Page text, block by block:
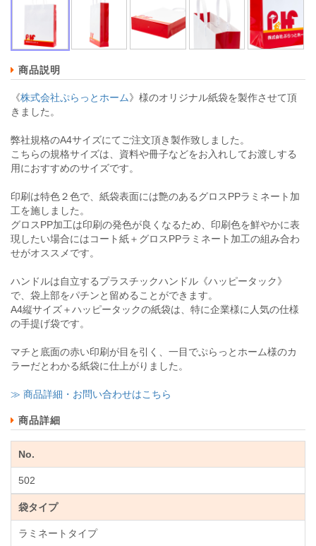
商品説明
《株式会社ぷらっとホーム》様のオリジナル紙袋を製作させて頂
きました。
弊社規格のA4サイズにてご注文頂き製作致しました。
こちらの規格サイズは、資料や冊子などをお入れしてお渡しする
用におすすめのサイズです。
印刷は特色２色で、紙袋表面には艶のあるグロスPPラミネート加
工を施しました。
グロスPP加工は印刷の発色が良くなるため、印刷色を鮮やかに表
現したい場合にはコート紙＋グロスPPラミネート加工の組み合わ
せがオススメです。
ハンドルは自立するプラスチックハンドル《ハッピータック》
で、袋上部をパチンと留めることができます。
A4縦サイズ＋ハッピータックの紙袋は、特に企業様に人気の仕様
の手提げ袋です。
マチと底面の赤い印刷が目を引く、一目でぷらっとホーム様のカ
ラーだとわかる紙袋に仕上がりました。
≫ 商品詳細・お問い合わせはこちら
商品詳細
No.
502
袋タイプ
ラミネートタイプ